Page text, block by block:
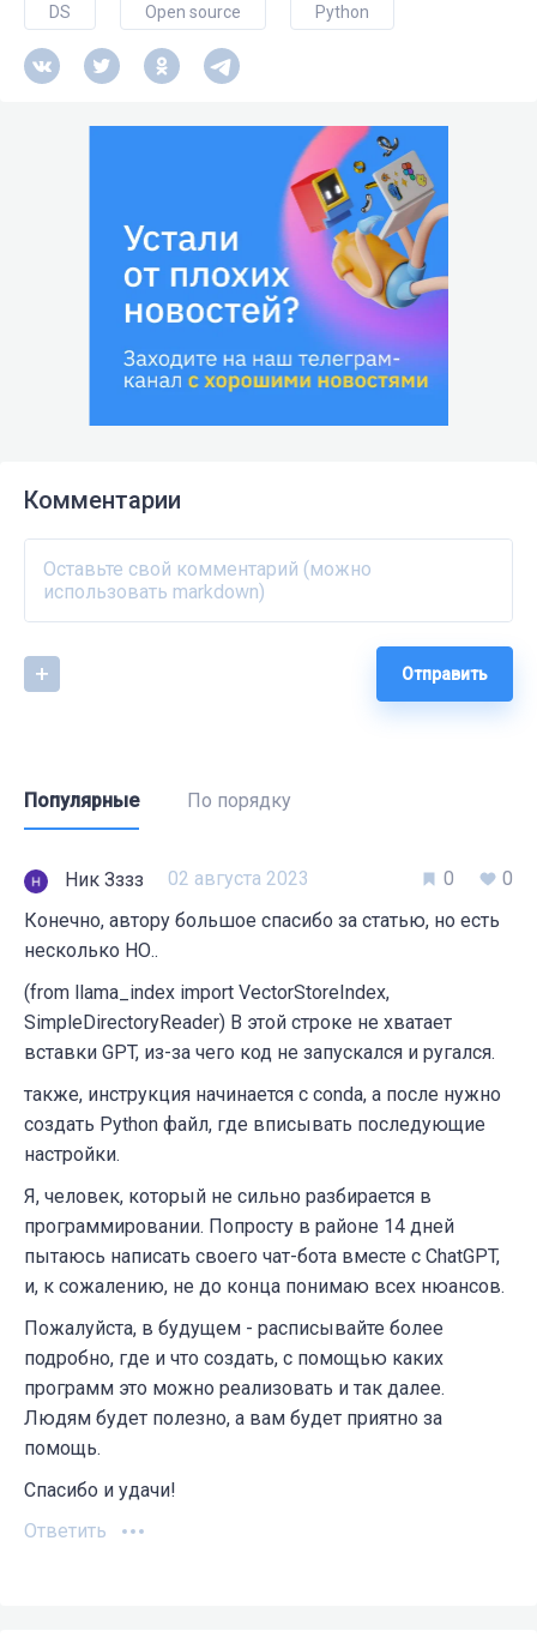
DS Open source Python
Комментарии
Отправить
Популярные По порядку
Ник Зззз 02 августа 2023 0
0
Конечно, автору большое спасибо за статью, но есть
несколько НО..
(from llama_index import VectorStoreIndex,
SimpleDirectoryReader) В этой строке не хватает
вставки GPT, из-за чего код не запускался и ругался.
также, инструкция начинается с conda, а после нужно
создать Python файл, где вписывать последующие
настройки.
Я, человек, который не сильно разбирается в
программировании. Попросту в районе 14 дней
пытаюсь написать своего чат-бота вместе с ChatGPT,
и, к сожалению, не до конца понимаю всех нюансов.
Пожалуйста, в будущем - расписывайте более
подробно, где и что создать, с помощью каких
программ это можно реализовать и так далее.
Людям будет полезно, а вам будет приятно за
помощь.
Спасибо и удачи!
Ответить